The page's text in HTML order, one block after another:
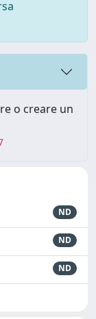
o creare un
ND
ND
ND